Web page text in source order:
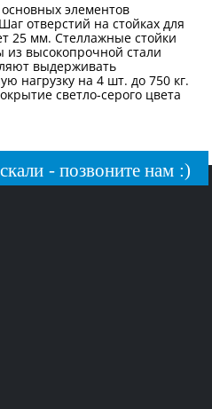
элементов
отверстий на стойках для
25 мм. Стеллажные стойки
высокопрочной стали
выдерживать
нагрузку на 4 шт. до 750 кг.
светло-серого цвета
- позвоните нам :)